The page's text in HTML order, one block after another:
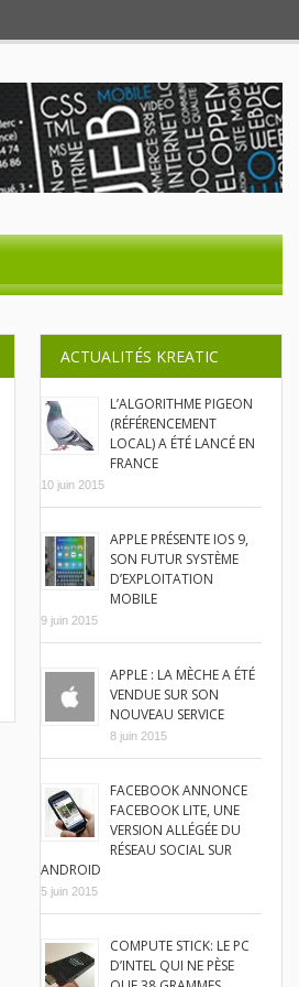
ACTUALITÉS KREATIC
L’ALGORITHME PIGEON
(RÉFÉRENCEMENT
LOCAL) A ÉTÉ LANCÉ EN
FRANCE
10 juin 2015
APPLE PRÉSENTE IOS 9,
SON FUTUR SYSTÈME
D’EXPLOITATION
MOBILE
9 juin 2015
APPLE : LA MÈCHE A ÉTÉ
VENDUE SUR SON
NOUVEAU SERVICE
8 juin 2015
FACEBOOK ANNONCE
FACEBOOK LITE, UNE
VERSION ALLÉGÉE DU
RÉSEAU SOCIAL SUR
ANDROID
5 juin 2015
COMPUTE STICK: LE PC
D’INTEL QUI NE PÈSE